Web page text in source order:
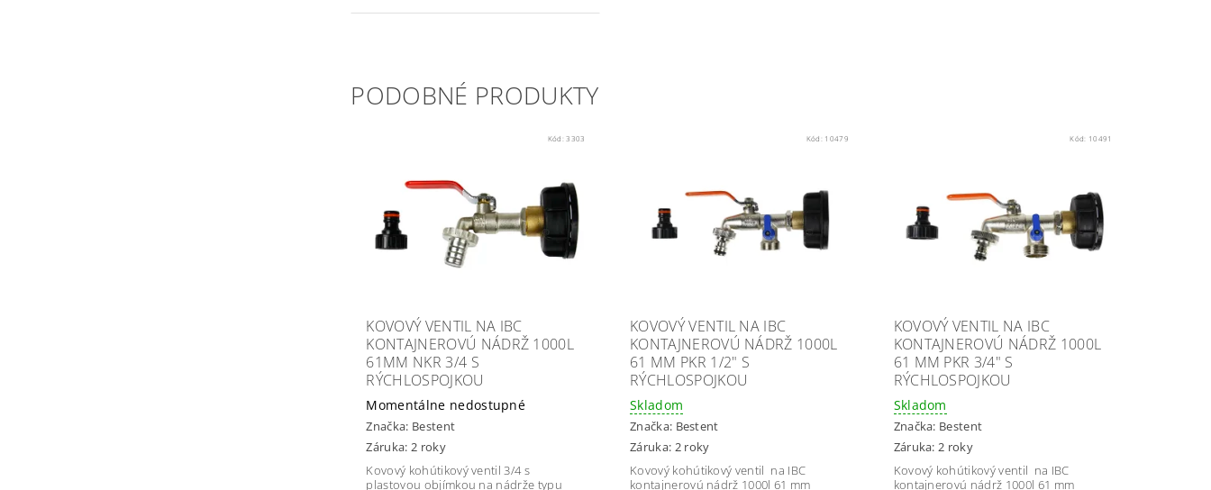
PODOBNÉ PRODUKTY
Kód:3303
KOVOVÝ VENTIL NA IBC
KONTAJNEROVÚ NÁDRŽ 1000L
61MM NKR 3/4 S
RÝCHLOSPOJKOU
Momentálne nedostupné
Značka: Bestent
Záruka: 2 roky
Kovový kohútikový ventil 3/4 s
plastovou objímkou na nádrže typu
Kód: 10479
KOVOVÝ VENTIL NA IBC
KONTAJNEROVÚ NÁDRŽ 1000L
61 MM PKR 1/2" S
RÝCHLOSPOJKOU
Skladom
Značka: Bestent
Záruka: 2 roky
Kovový kohútikový ventil na IBC
kontajnerovú nádrž 1000l 61 mm
Kód: 10491
KOVOVÝ VENTIL NA IBC
KONTAJNEROVÚ NÁDRŽ 1000L
61 MM PKR 3/4" S
RÝCHLOSPOJKOU
Skladom
Značka: Bestent
Záruka: 2 roky
Kovový kohútikový ventil na IBC
kontajnerovú nádrž 1000l 61 mm